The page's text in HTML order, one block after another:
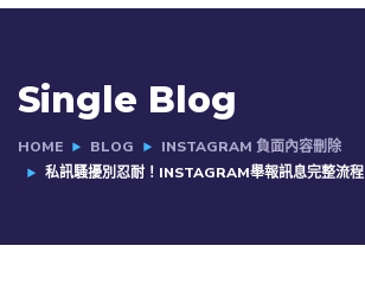
Single Blog
HOME BLOG
INSTAGRAM 負面內容刪除
私訊騷擾別忍耐！INSTAGRAM舉報訊息完整流程